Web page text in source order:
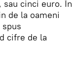
cinci euro. În
de la oameni
cifre de la